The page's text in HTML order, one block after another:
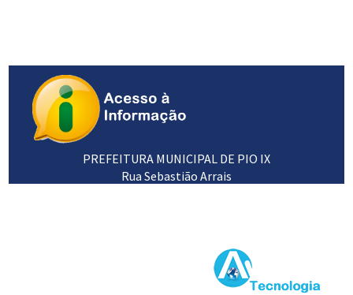
PREFEITURA MUNICIPAL DE PIO IX
Rua Sebastião Arrais